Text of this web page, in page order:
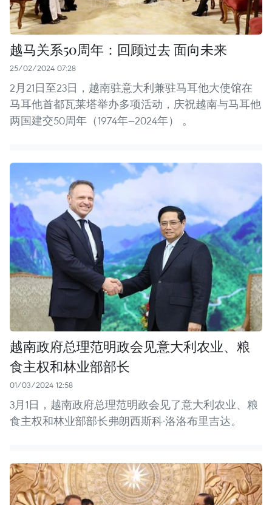
越马关系50周年：回顾过去 面向未来
25/02/2024 07:28
2月21日至23日，越南驻意大利兼驻马耳他大使馆在
马耳他首都瓦莱塔举办多项活动，庆祝越南与马耳他
两国建交50周年（1974年—2024年） 。
越南政府总理范明政会见意大利农业、粮
食主权和林业部部长
01/03/2024 12:58
3月1日，越南政府总理范明政会见了意大利农业、粮
食主权和林业部部长弗朗西斯科·洛洛布里吉达。